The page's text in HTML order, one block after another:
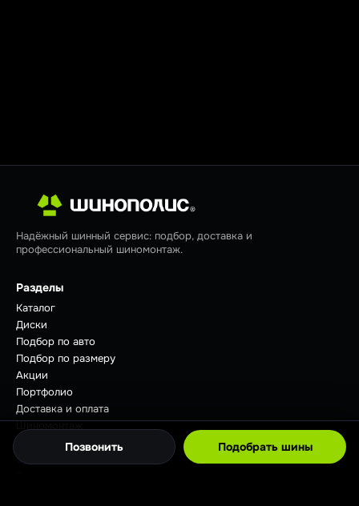
Позвонить Подобрать шины
Надёжный шинный сервис: подбор, доставка и
профессиональный шиномонтаж.
Разделы
Каталог
Диски
Подбор по авто
Подбор по размеру
Акции
Портфолио
Доставка и оплата
Шиномонтаж
Советы